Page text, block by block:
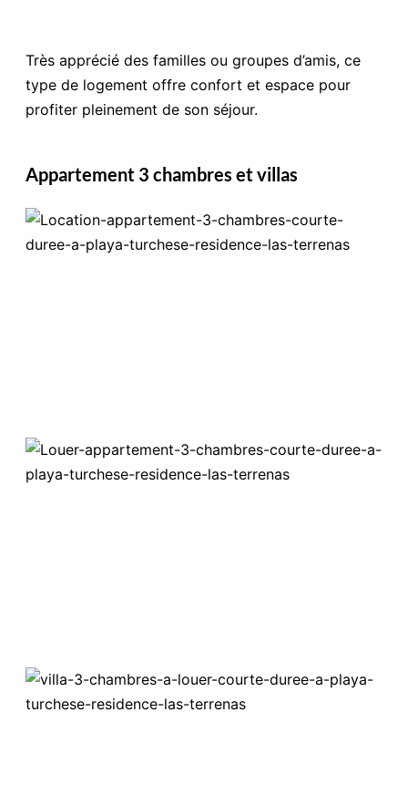
Très apprécié des familles ou groupes d’amis, ce
type de logement offre confort et espace pour
profiter pleinement de son séjour.
Appartement 3 chambres et villas